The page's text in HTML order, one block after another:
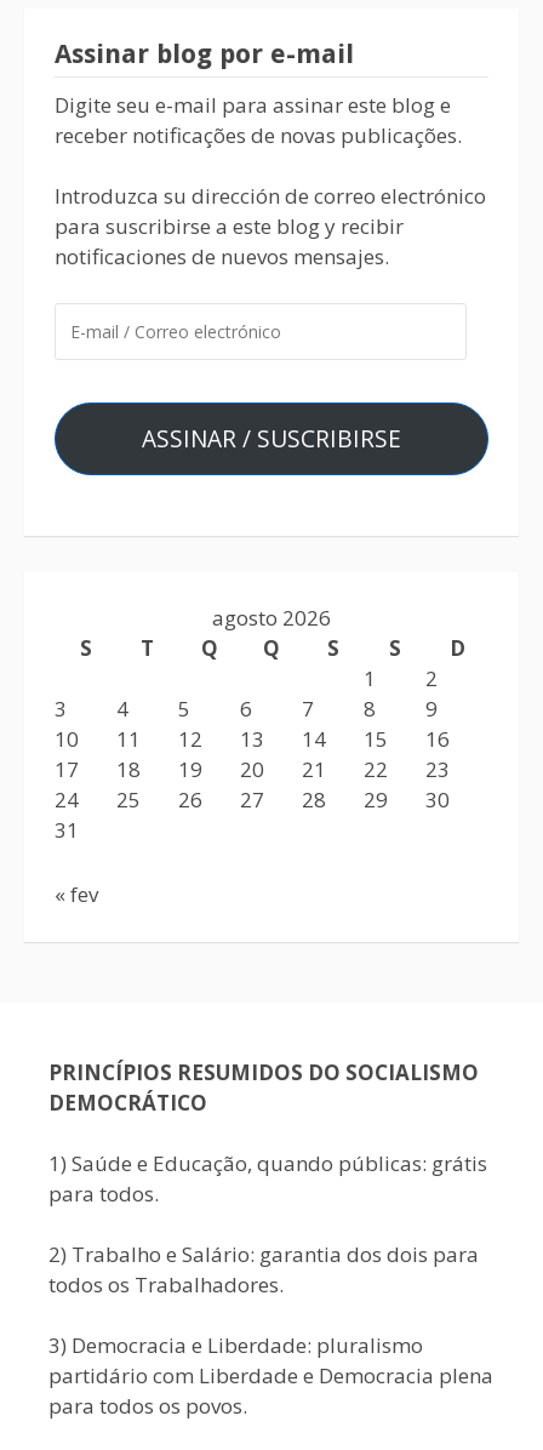
Assinar blog por e-mail
Digite seu e-mail para assinar este blog e
receber notificações de novas publicações.
Introduzca su dirección de correo electrónico
para suscribirse a este blog y recibir
notificaciones de nuevos mensajes.
ASSINAR / SUSCRIBIRSE
agosto 2026
S
T Q Q S S
D
1
2
3
4 5 6 7 8
9
10
11 12 13 14 15
16
17
18 19 20 21 22
23
24
25 26 27 28 29
30
31
« fev
PRINCÍPIOS RESUMIDOS DO SOCIALISMO
DEMOCRÁTICO
1) Saúde e Educação, quando públicas: grátis
para todos.
2) Trabalho e Salário: garantia dos dois para
todos os Trabalhadores.
3) Democracia e Liberdade: pluralismo
partidário com Liberdade e Democracia plena
para todos os povos.